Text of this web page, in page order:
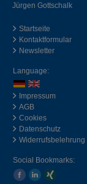
Jürgen Gottschalk
Startseite
Kontaktformular
Newsletter
Language:
Impressum
AGB
Cookies
Datenschutz
Widerrufsbelehrung
Social Bookmarks: